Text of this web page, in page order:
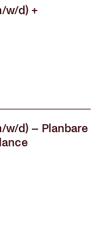
w/d) +
w/d) – Planbare